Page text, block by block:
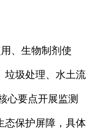
、生物制剂使
垃圾处理、水土流
心要点开展监测
态保护屏障，具体